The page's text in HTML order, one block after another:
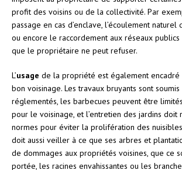
profit des voisins ou de la collectivité. Par
passage en cas d’enclave, l’écoulement
ou encore le raccordement aux réseaux
que le propriétaire ne peut refuser.
L’usage de la propriété est également
bon voisinage. Les travaux bruyants sont
réglementés, les barbecues peuvent être
pour le voisinage, et l’entretien des jardins doit
normes pour éviter la prolifération des
doit aussi veiller à ce que ses arbres et
de dommages aux propriétés voisines, que ce
portée, les racines envahissantes ou les